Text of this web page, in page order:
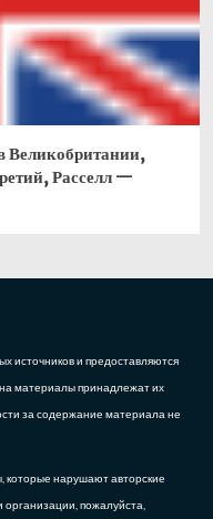
Великобритании,
Расселл —
источников и предоставляются
материалы принадлежат их
за содержание материала не
нарушают авторские
пожалуйста,